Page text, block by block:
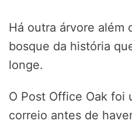
Há outra árvore além
bosque da história
longe.
O Post Office Oak foi
correio antes de